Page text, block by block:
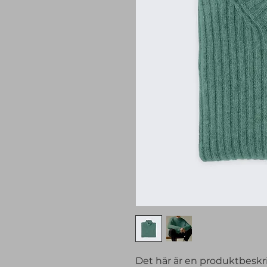
Det här är en